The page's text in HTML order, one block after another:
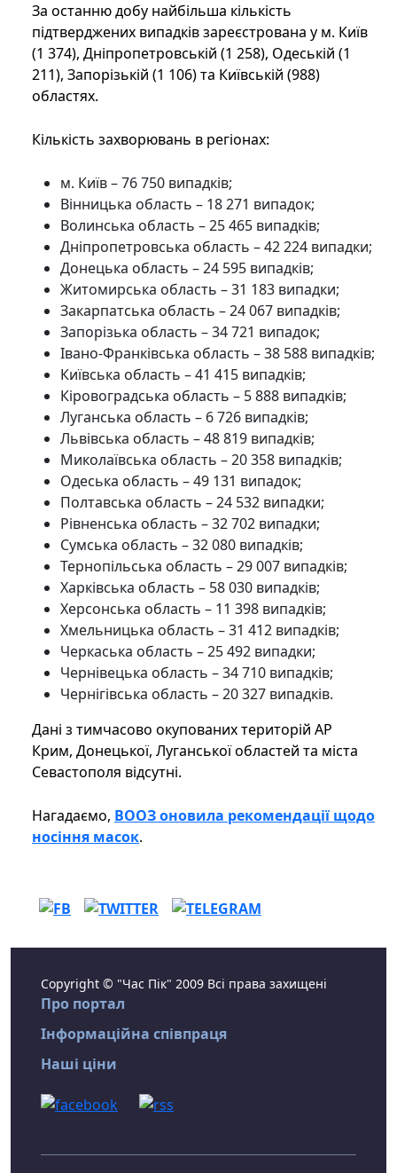
За останню добу найбільша кількість
підтверджених випадків зареєстрована у м. Київ
(1 374), Дніпропетровській (1 258), Одеській (1
211), Запорізькій (1 106) та Київській (988)
областях.
Кількість захворювань в регіонах:
м. Київ – 76 750 випадків;
Вінницька область – 18 271 випадок;
Волинська область – 25 465 випадків;
Дніпропетровська область – 42 224 випадки;
Донецька область – 24 595 випадків;
Житомирська область – 31 183 випадки;
Закарпатська область – 24 067 випадків;
Запорізька область – 34 721 випадок;
Івано-Франківська область – 38 588 випадків;
Київська область – 41 415 випадків;
Кіровоградська область – 5 888 випадків;
Луганська область – 6 726 випадків;
Львівська область – 48 819 випадків;
Миколаївська область – 20 358 випадків;
Одеська область – 49 131 випадок;
Полтавська область – 24 532 випадки;
Рівненська область – 32 702 випадки;
Сумська область – 32 080 випадків;
Тернопільська область – 29 007 випадків;
Харківська область – 58 030 випадків;
Херсонська область – 11 398 випадків;
Хмельницька область – 31 412 випадків;
Черкаська область – 25 492 випадки;
Чернівецька область – 34 710 випадків;
Чернігівська область – 20 327 випадків.
Дані з тимчасово окупованих територій АР
Крим, Донецької, Луганської областей та міста
Севастополя відсутні.
Нагадаємо, ВООЗ оновила рекомендації щодо
носіння масок.
Copyright © "Час Пік" 2009 Всі права захищені
Про портал
Інформаційна співпраця
Наші ціни